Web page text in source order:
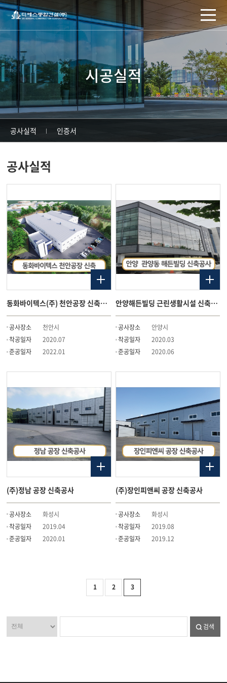
주메뉴 바로가기
컨텐츠 바로가기
시공실적
공사실적 인증서
공사실적
동화바이텍스(주) 천안공장 신축공사
공사장소
천안시
착공일자
2020.07
준공일자
2022.01
안양해든빌딩 근린생활시설 신축공사
공사장소
안양시
착공일자
2020.03
준공일자
2020.06
(주)정남 공장 신축공사
공사장소
화성시
착공일자
2019.04
준공일자
2020.01
(주)장인피앤씨 공장 신축공사
공사장소
화성시
착공일자
2019.08
준공일자
2019.12
1 2 3
검색